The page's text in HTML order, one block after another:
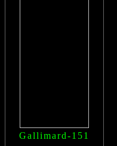
Gallimard-151